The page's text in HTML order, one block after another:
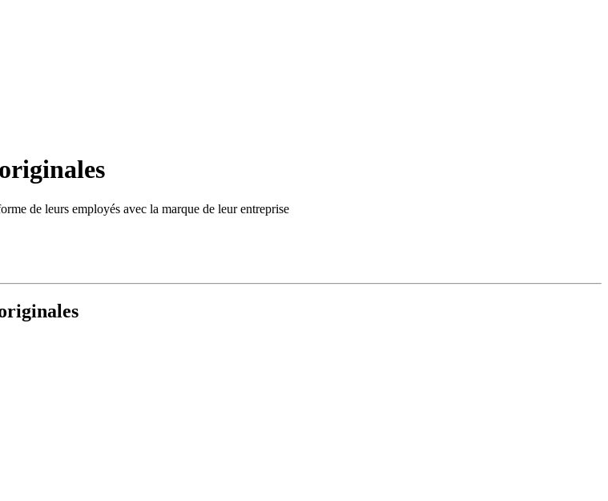
de leurs employés avec la marque de leur entreprise